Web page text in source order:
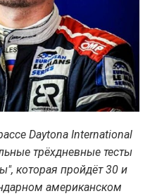
Daytona International
трёхдневные тесты
которая пройдёт 30 и
американском